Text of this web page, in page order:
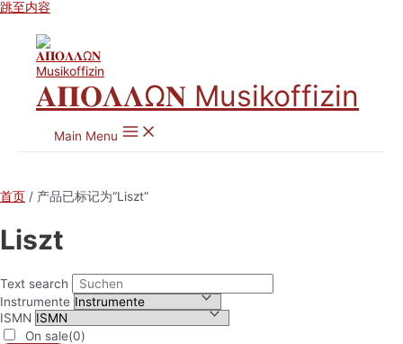
跳至内容
𝚨𝚷𝚶𝚲𝚲Ω𝚴 Musikoffizin
Main Menu
首页 / 产品已标记为“Liszt”
Liszt
Text search
Instrumente
ISMN
On sale(0)